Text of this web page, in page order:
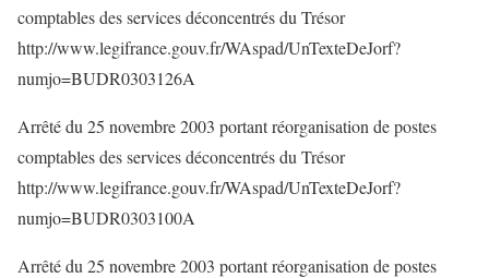
comptables des services déconcentrés du Trésor
http://www.legifrance.gouv.fr/WAspad/UnTexteDeJorf?
numjo=BUDR0303126A
Arrêté du 25 novembre 2003 portant réorganisation de postes
comptables des services déconcentrés du Trésor
http://www.legifrance.gouv.fr/WAspad/UnTexteDeJorf?
numjo=BUDR0303100A
Arrêté du 25 novembre 2003 portant réorganisation de postes